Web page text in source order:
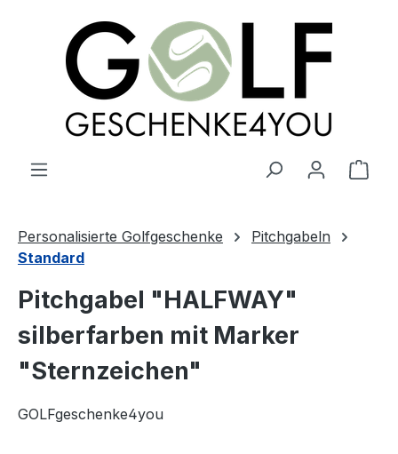
springen
Personalisierte Golfgeschenke
Pitchgabeln
Standard
Pitchgabel "HALFWAY"
silberfarben mit Marker
"Sternzeichen"
GOLFgeschenke4you